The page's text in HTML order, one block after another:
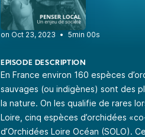
• 5min 00s
EPISODE DESCRIPTION
En France environ 160 espèces
sauvages (ou indigènes) sont des
la nature. On les qualifie de rares
Loire, cinq espèces d’orchidées
d’Orchidées Loire Océan (SOLO).